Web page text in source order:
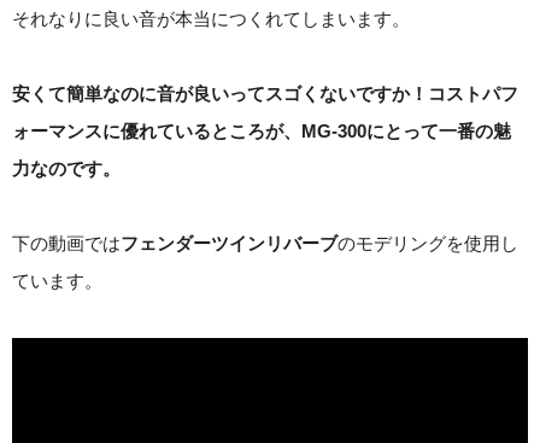
それなりに良い音が本当につくれてしまいます。
安くて簡単なのに音が良いってスゴくないですか！コストパフ
ォーマンスに優れているところが、MG-300にとって一番の魅
力なのです。
下の動画ではフェンダーツインリバーブのモデリングを使用し
ています。